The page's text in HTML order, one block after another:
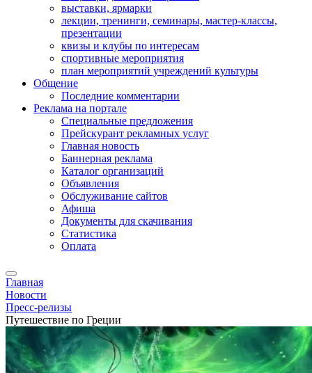
выставки, ярмарки
лекции, тренинги, семинары, мастер-классы,
презентации
квизы и клубы по интересам
спортивные мероприятия
план мероприятий учреждений культуры
Общение
Последние комментарии
Реклама на портале
Специальные предложения
Прейскурант рекламных услуг
Главная новость
Баннерная реклама
Каталог организаций
Объявления
Обслуживание сайтов
Афиша
Документы для скачивания
Статистика
Оплата
Главная
Новости
Пресс-релизы
Путешествие по Греции